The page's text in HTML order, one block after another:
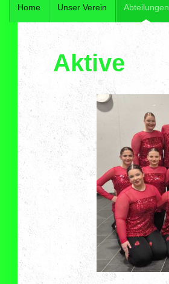
Home Unser Verein Abteilungen
Aktive